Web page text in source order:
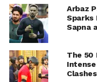
Arbaz
Sparks
Sapna
The 50